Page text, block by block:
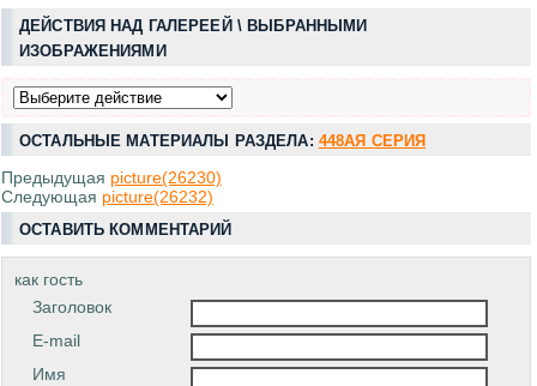
ДЕЙСТВИЯ НАД ГАЛЕРЕЕЙ \ ВЫБРАННЫМИ
ИЗОБРАЖЕНИЯМИ
ОСТАЛЬНЫЕ МАТЕРИАЛЫ РАЗДЕЛА: 448АЯ СЕРИЯ
Предыдущая picture(26230)
Следующая picture(26232)
ОСТАВИТЬ КОММЕНТАРИЙ
как гость
Заголовок
E-mail
Имя